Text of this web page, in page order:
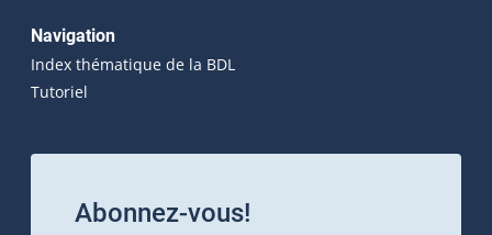
Navigation
Index thématique de la BDL
Tutoriel
Abonnez-vous!